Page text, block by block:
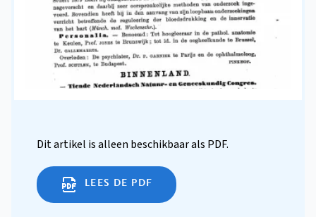
Dit artikel is alleen beschikbaar als PDF.
LEES DE PDF